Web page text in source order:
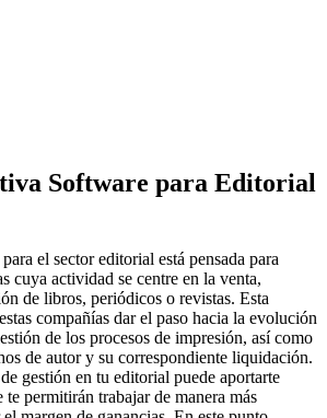
Software para Editorial
el sector editorial está pensada para
cuya actividad se centre en la venta,
de libros, periódicos o revistas. Esta
compañías dar el paso hacia la evolución
de los procesos de impresión, así como
de autor y su correspondiente liquidación.
gestión en tu editorial puede aportarte
permitirán trabajar de manera más